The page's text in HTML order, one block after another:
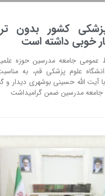
کشور بدون
خوبی داشته است
عمومی جامعه مدرسین حوزه
علوم پزشکی قم، به
آیت الله حسینی بوشهری دیدار و
جامعه مدرسین ضمن گرامیداشت